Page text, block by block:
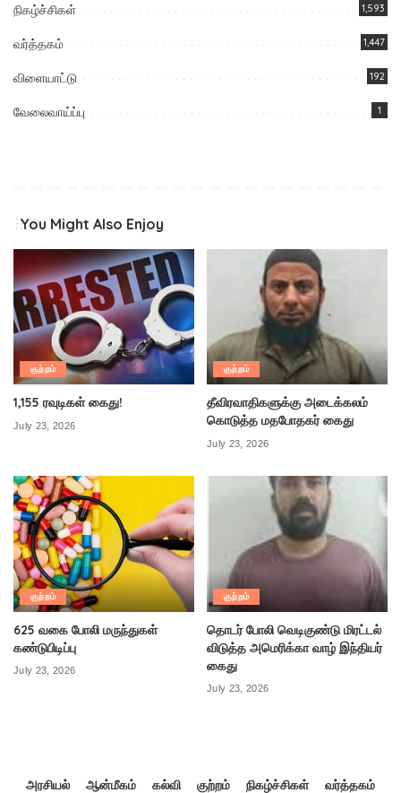
நிகழ்ச்சிகள் 1,593
வர்த்தகம் 1,447
விளையாட்டு 192
வேலைவாய்ப்பு 1
You Might Also Enjoy
குற்றம்
1,155 ரவுடிகள் கைது!
July 23, 2026
குற்றம்
தீவிரவாதிகளுக்கு அடைக்கலம்
கொடுத்த மதபோதகர் கைது
July 23, 2026
குற்றம்
625 வகை போலி மருந்துகள்
கண்டுபிடிப்பு
July 23, 2026
குற்றம்
தொடர் போலி வெடிகுண்டு மிரட்டல்
விடுத்த அமெரிக்கா வாழ் இந்தியர்
கைது
July 23, 2026
அரசியல் ஆன்மீகம் கல்வி குற்றம் நிகழ்ச்சிகள் வர்த்தகம்